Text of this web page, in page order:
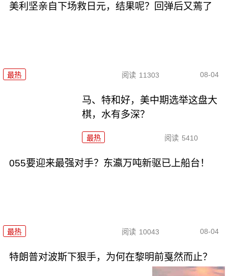
美利坚亲自下场救日元，结果呢？回弹后又蔫了
最热 阅读 11303 08-04
马、特和好，美中期选举这盘大
棋，水有多深？
最热 阅读 5410
055要迎来最强对手？东瀛万吨新驱已上船台！
最热 阅读 10043 08-04
特朗普对波斯下狠手，为何在黎明前戛然而止？